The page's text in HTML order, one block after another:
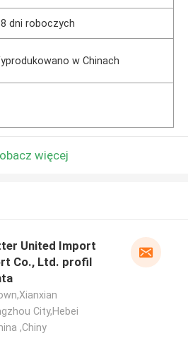
dni roboczych
w Chinach
więcej
United Import
Co., Ltd. profil
City,Hebei
,Chiny